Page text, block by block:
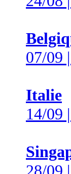
07/09
Italie
14/09